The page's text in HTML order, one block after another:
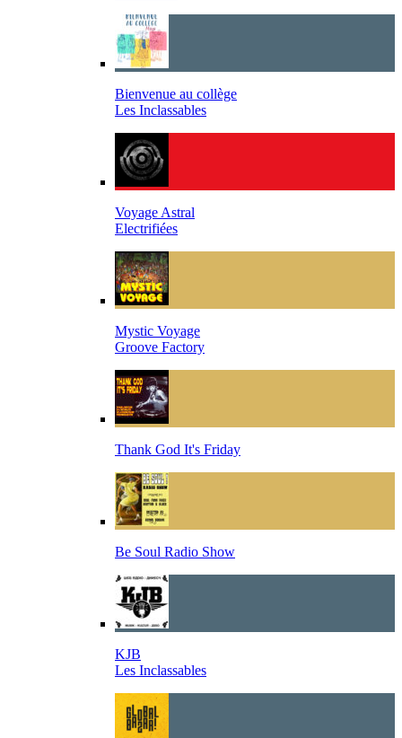
Bienvenue au collège
Les Inclassables
Voyage Astral
Electrifiées
Mystic Voyage
Groove Factory
Thank God It's Friday
Be Soul Radio Show
KJB
Les Inclassables